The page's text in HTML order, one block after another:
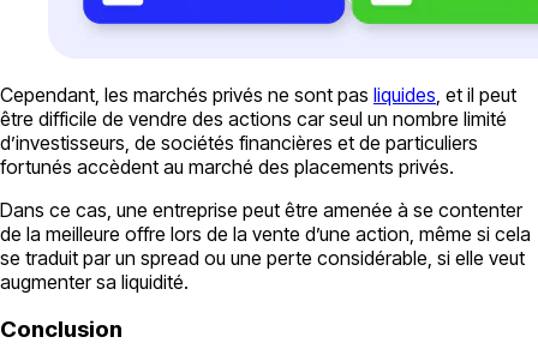
Cependant, les marchés privés ne sont pas liquides , et il peut
être difficile de vendre des actions car seul un nombre limité
d’investisseurs, de sociétés financières et de particuliers
fortunés accèdent au marché des placements privés.
Dans ce cas, une entreprise peut être amenée à se contenter
de la meilleure offre lors de la vente d’une action, même si cela
se traduit par un spread ou une perte considérable, si elle veut
augmenter sa liquidité.
Conclusion